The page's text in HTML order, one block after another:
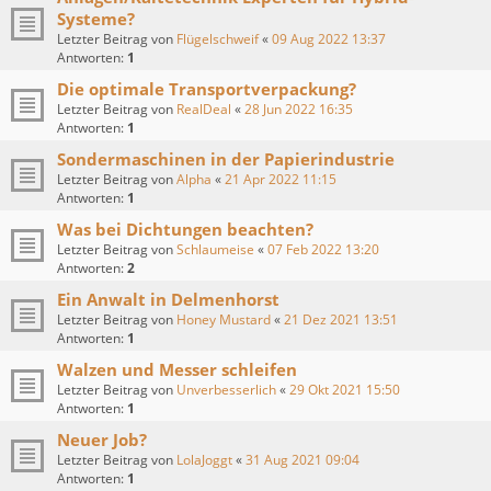
Systeme?
Letzter Beitrag von Flügelschweif«09 Aug 2022 13:37
Antworten: 1
Die optimale Transportverpackung?
Letzter Beitrag von RealDeal «28 Jun 2022 16:35
Antworten: 1
Sondermaschinen in der Papierindustrie
Letzter Beitrag vonAlpha «21 Apr 2022 11:15
Antworten: 1
Was bei Dichtungen beachten?
Letzter Beitrag vonSchlaumeise «07 Feb 2022 13:20
Antworten:2
Ein Anwalt in Delmenhorst
Letzter Beitrag von Honey Mustard«21 Dez 2021 13:51
Antworten: 1
Walzen und Messer schleifen
Letzter Beitrag von Unverbesserlich«29 Okt 2021 15:50
Antworten: 1
Neuer Job?
Letzter Beitrag von LolaJoggt«31 Aug 2021 09:04
Antworten: 1